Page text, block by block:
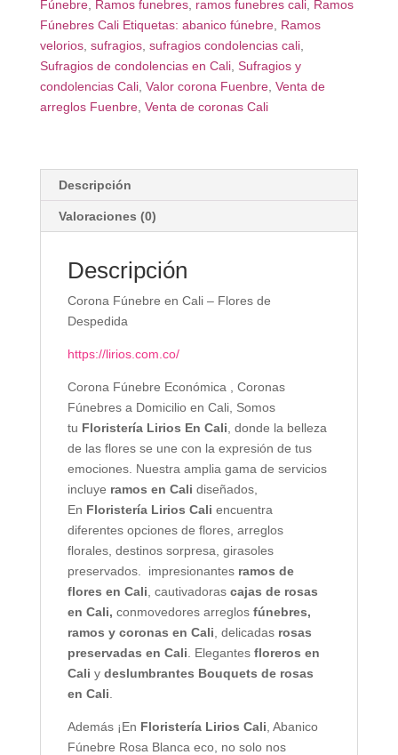
Fúnebre, Ramos funebres, ramos funebres cali, Ramos
Fúnebres Cali Etiquetas: abanico fúnebre, Ramos
velorios, sufragios, sufragios condolencias cali,
Sufragios de condolencias en Cali, Sufragios y
condolencias Cali, Valor corona Fuenbre, Venta de
arreglos Fuenbre, Venta de coronas Cali
Descripción
Valoraciones (0)
Descripción
Corona Fúnebre en Cali – Flores de
Despedida
https://lirios.com.co/
Corona Fúnebre Económica , Coronas
Fúnebres a Domicilio en Cali, Somos
tu Floristería Lirios En Cali, donde la belleza
de las flores se une con la expresión de tus
emociones. Nuestra amplia gama de servicios
incluye ramos en Cali diseñados,
En Floristería Lirios Cali encuentra
diferentes opciones de flores, arreglos
florales, destinos sorpresa, girasoles
preservados. impresionantes ramos de
flores en Cali, cautivadoras cajas de rosas
en Cali, conmovedores arreglos fúnebres,
ramos y coronas en Cali, delicadas rosas
preservadas en Cali. Elegantes floreros en
Cali y deslumbrantes Bouquets de rosas
en Cali.
Además ¡En Floristería Lirios Cali, Abanico
Fúnebre Rosa Blanca eco, no solo nos